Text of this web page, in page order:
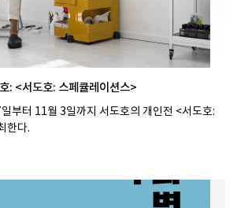
: <서도호: 스페큘레이션스>
부터 11월 3일까지 서도호의 개인전 <서도호:
한다.